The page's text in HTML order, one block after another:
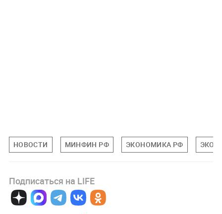
НОВОСТИ МИНФИН РФ ЭКОНОМИКА РФ
Подписаться на LIFE